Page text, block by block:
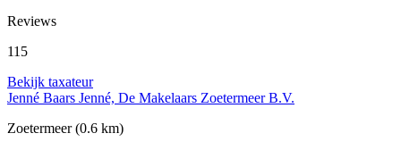
Reviews
115
Bekijk taxateur
Jenné Baars Jenné, De Makelaars Zoetermeer B.V.
Zoetermeer(0.6 km)